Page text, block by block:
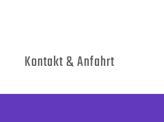
Kontakt & Anfahrt